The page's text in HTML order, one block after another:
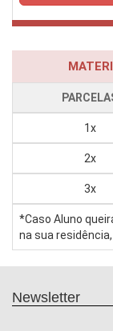
1x
2x
3x
*Caso Aluno
na sua
Newsletter